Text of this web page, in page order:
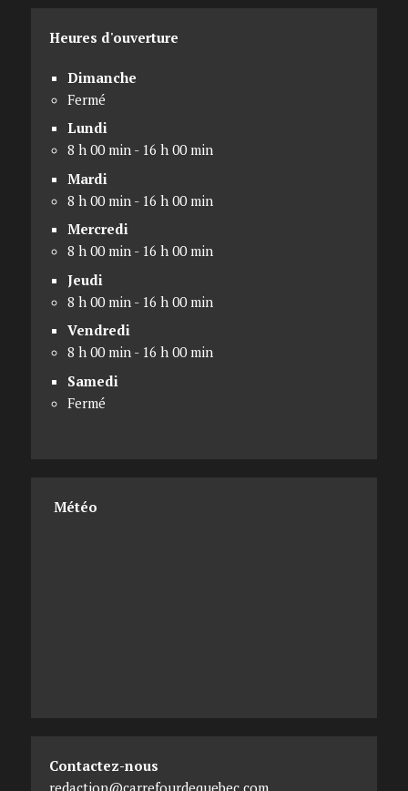
Heures d'ouverture
Dimanche
Fermé
Lundi
8 h 00 min - 16 h 00 min
Mardi
8 h 00 min - 16 h 00 min
Mercredi
8 h 00 min - 16 h 00 min
Jeudi
8 h 00 min - 16 h 00 min
Vendredi
8 h 00 min - 16 h 00 min
Samedi
Fermé
Météo
Contactez-nous
redaction@carrefourdequebec.com